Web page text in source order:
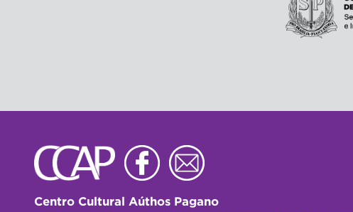
Centro Cultural Aúthos Pagano